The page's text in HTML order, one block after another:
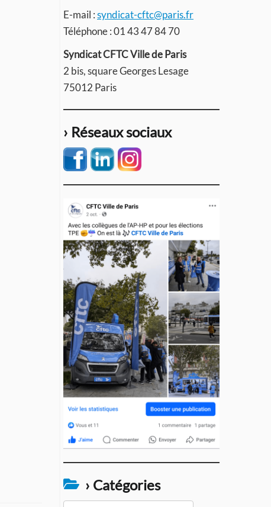
E-mail :syndicat-cftc@paris.fr
Téléphone : 01 43 47 84 70
Syndicat CFTC Ville de Paris
2 bis, square Georges Lesage
75012 Paris
› Réseaux sociaux
› Catégories